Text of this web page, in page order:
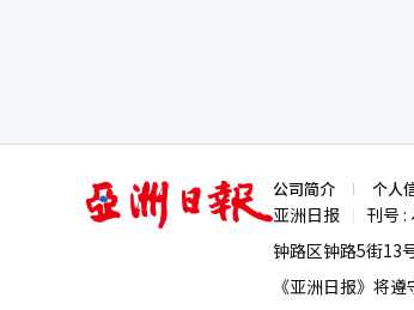
亚
洲
日
公司简介 个人
亚洲日报 刊号 :
钟路区钟路5街13
《亚洲日报》将